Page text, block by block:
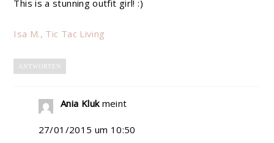
This is a stunning outfit girl! :)
Isa M., Tic Tac Living
ANTWORTEN
Ania Kluk meint
27/01/2015 um 10:50